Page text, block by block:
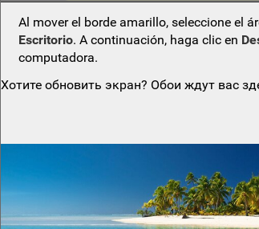
Al mover el borde amarillo, seleccione el
Escritorio. A continuación, haga clic en
computadora.
Хотите обновить экран? Обои ждут вас